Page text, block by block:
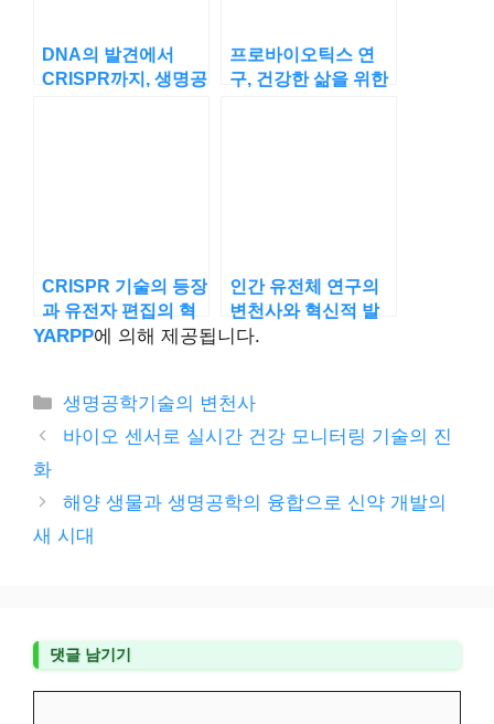
DNA의 발견에서
CRISPR까지, 생명공
프로바이오틱스 연
구, 건강한 삶을 위한
CRISPR 기술의 등장
과 유전자 편집의 혁
신
인간 유전체 연구의
변천사와 혁신적 발
견
YARPP에 의해 제공됩니다.
카
테
생명공학기술의 변천사
바이오 센서로 실시간 건강 모니터링 기술의 진
화
해양 생물과 생명공학의 융합으로 신약 개발의
새 시대
댓글 남기기